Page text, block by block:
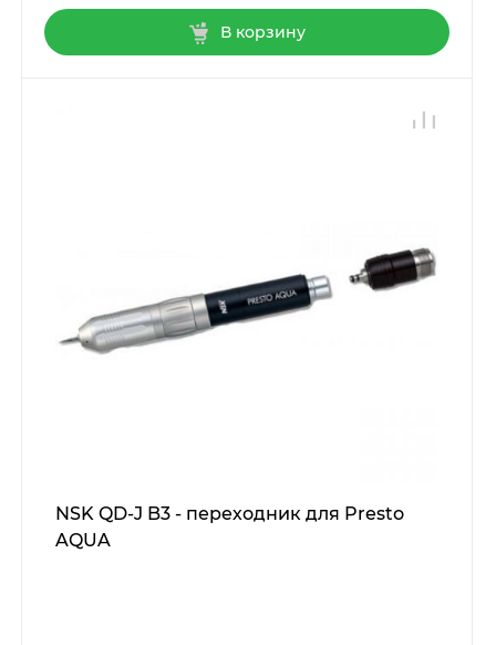
В корзину
NSK QD-J B3 - переходник для Presto
AQUA